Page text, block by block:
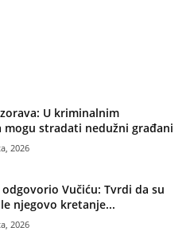
U kriminalnim
mogu stradati nedužni građani
2026
Vučiću: Tvrdi da su
njegovo kretanje...
2026